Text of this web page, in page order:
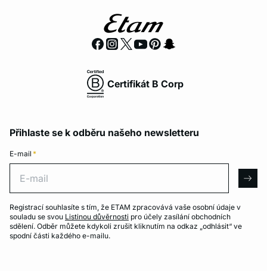
Certifikát B Corp
Přihlaste se k odběru našeho newsletteru
E-mail *
Registrací souhlasíte s tím, že ETAM zpracovává vaše osobní údaje v
souladu se svou Listinou důvěrnosti pro účely zasílání obchodních
sdělení. Odběr můžete kdykoli zrušit kliknutím na odkaz „odhlásit“ ve
spodní části každého e-mailu.